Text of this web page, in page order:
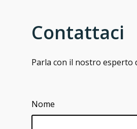
Contattaci
Parla con il nostro esperto
Nome